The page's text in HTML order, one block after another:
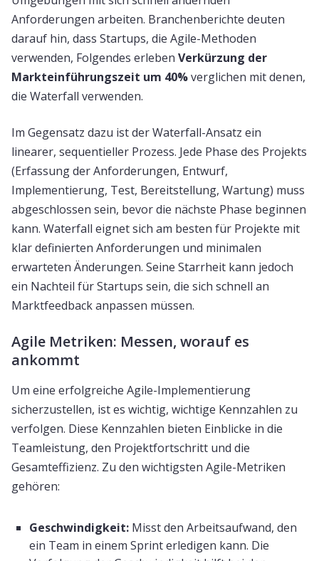
Anforderungen arbeiten. Branchenberichte deuten
darauf hin, dass Startups, die Agile-Methoden
verwenden, Folgendes erleben Verkürzung der
Markteinführungszeit um 40%verglichen mit denen,
die Waterfall verwenden.
Im Gegensatz dazu ist der Waterfall-Ansatz ein
linearer, sequentieller Prozess. Jede Phase des Projekts
(Erfassung der Anforderungen, Entwurf,
Implementierung, Test, Bereitstellung, Wartung) muss
abgeschlossen sein, bevor die nächste Phase beginnen
kann. Waterfall eignet sich am besten für Projekte mit
klar definierten Anforderungen und minimalen
erwarteten Änderungen. Seine Starrheit kann jedoch
ein Nachteil für Startups sein, die sich schnell an
Marktfeedback anpassen müssen.
Agile Metriken: Messen, worauf es
ankommt
Um eine erfolgreiche Agile-Implementierung
sicherzustellen, ist es wichtig, wichtige Kennzahlen zu
verfolgen. Diese Kennzahlen bieten Einblicke in die
Teamleistung, den Projektfortschritt und die
Gesamteffizienz. Zu den wichtigsten Agile-Metriken
gehören:
Geschwindigkeit: Misst den Arbeitsaufwand, den
ein Team in einem Sprint erledigen kann. Die